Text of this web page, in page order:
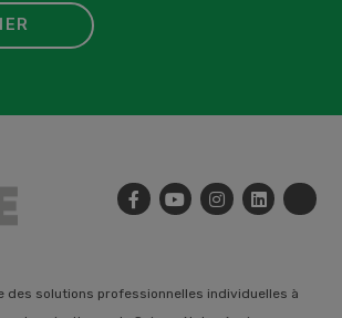
des solutions professionnelles individuelles à